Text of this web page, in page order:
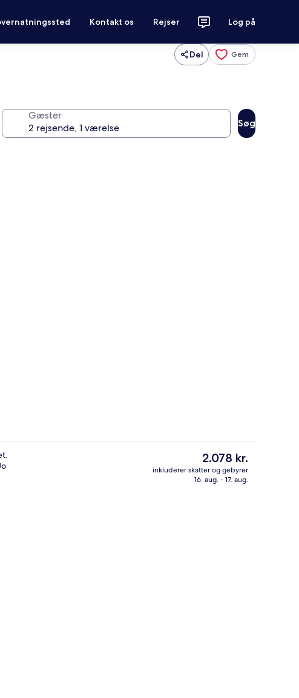
Kontakt os Rejser Log på
Del Gem
Gæster
Søg
Sauna, boblebad, tyrkisk bad/
Den
nuværende
pris
2.078 kr.
inkluderer skatter og gebyrer
16. aug. - 17. aug.